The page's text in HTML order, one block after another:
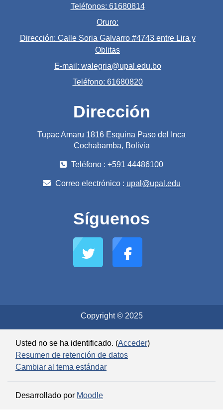
Teléfonos: 61680814
Oruro:
Dirección: Calle Soria Galvarro #4743 entre Lira y
Oblitas
E-mail: walegria@upal.edu.bo
Teléfono: 61680820
Dirección
Tupac Amaru 1816 Esquina Paso del Inca
Cochabamba, Bolivia
Teléfono : +591 44486100
Correo electrónico : upal@upal.edu
Síguenos
Copyright © 2025
Usted no se ha identificado. (Acceder)
Resumen de retención de datos
Cambiar al tema estándar
Desarrollado por Moodle